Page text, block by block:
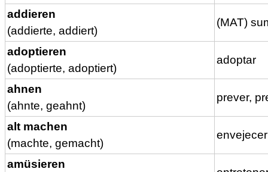
addieren
(addierte, addiert)
(MAT)
adoptieren
(adoptierte, adoptiert)
adoptar
ahnen
(ahnte, geahnt)
prever,
alt machen
(machte, gemacht)
envejecer
amüsieren